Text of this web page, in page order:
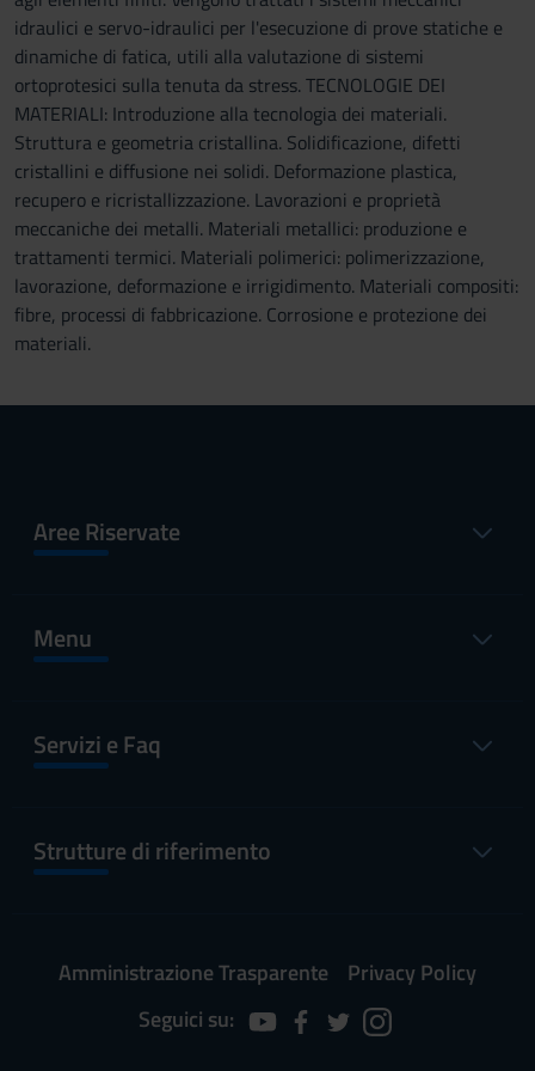
idraulici e servo-idraulici per l'esecuzione di prove statiche e
dinamiche di fatica, utili alla valutazione di sistemi
ortoprotesici sulla tenuta da stress. TECNOLOGIE DEI
MATERIALI: Introduzione alla tecnologia dei materiali.
Struttura e geometria cristallina. Solidificazione, difetti
cristallini e diffusione nei solidi. Deformazione plastica,
recupero e ricristallizzazione. Lavorazioni e proprietà
meccaniche dei metalli. Materiali metallici: produzione e
trattamenti termici. Materiali polimerici: polimerizzazione,
lavorazione, deformazione e irrigidimento. Materiali compositi:
fibre, processi di fabbricazione. Corrosione e protezione dei
materiali.
Aree Riservate
Menu
Servizi e Faq
Strutture di riferimento
Amministrazione Trasparente
Privacy Policy
Seguici su: